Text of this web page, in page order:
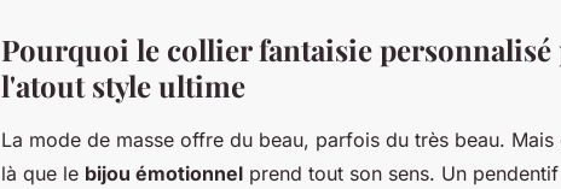
Pourquoi le collier fantaisie personnalisé
l'atout style ultime
La mode de masse offre du beau, parfois du très beau. Mais
là que le bijou émotionnel prend tout son sens. Un pendentif